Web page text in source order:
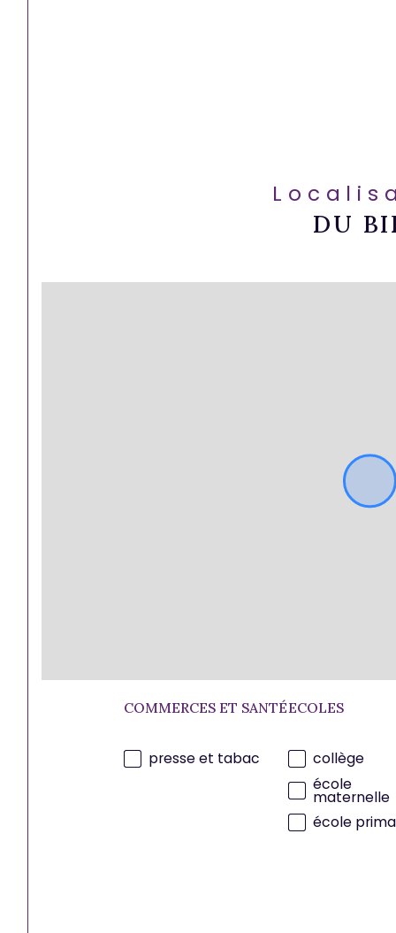
DU
COMMERCES ET SANTÉ
presse et tabac
ECOLES
collège
école
maternelle
école